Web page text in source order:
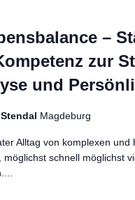
–
zur
und
Magdeburg
Alltag von komplexen
schnell möglichst